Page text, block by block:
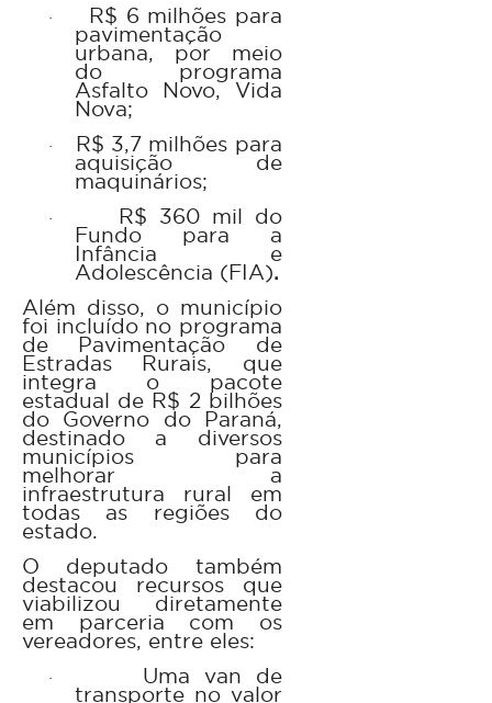
· R$ 6 milhões para
pavimentação
urbana, por meio
do programa
Asfalto Novo, Vida
Nova;
· R$ 3,7 milhões para
aquisição de
maquinários;
· R$ 360 mil do
Fundo para a
Infância e
Adolescência (FIA).
Além disso, o município
foi incluído no programa
de Pavimentação de
Estradas Rurais, que
integra o pacote
estadual de R$ 2 bilhões
do Governo do Paraná,
destinado a diversos
municípios para
melhorar a
infraestrutura rural em
todas as regiões do
estado.
O deputado também
destacou recursos que
viabilizou diretamente
em parceria com os
vereadores, entre eles:
· Uma van de
transporte no valor